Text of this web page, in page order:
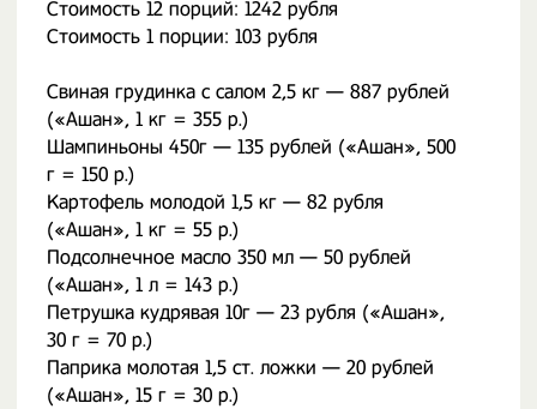
Стоимость 12 порций: 1242 рубля
Стоимость 1 порции: 103 рубля
Свиная грудинка с салом 2,5 кг — 887 рублей
(«Ашан», 1 кг = 355 р.)
Шампиньоны 450г — 135 рублей («Ашан», 500
г = 150 р.)
Картофель молодой 1,5 кг — 82 рубля
(«Ашан», 1 кг = 55 р.)
Подсолнечное масло 350 мл — 50 рублей
(«Ашан», 1 л = 143 р.)
Петрушка кудрявая 10г — 23 рубля («Ашан»,
30 г = 70 р.)
Паприка молотая 1,5 ст. ложки — 20 рублей
(«Ашан», 15 г = 30 р.)